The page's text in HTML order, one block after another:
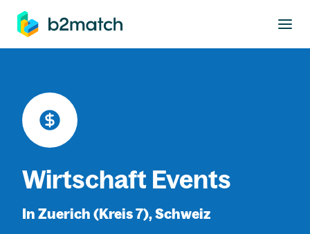
springen
Wirtschaft Events
In Zuerich (Kreis 7), Schweiz